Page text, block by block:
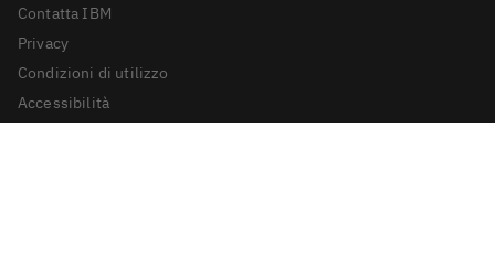
Contatta IBM
Privacy
Condizioni di utilizzo
Accessibilità